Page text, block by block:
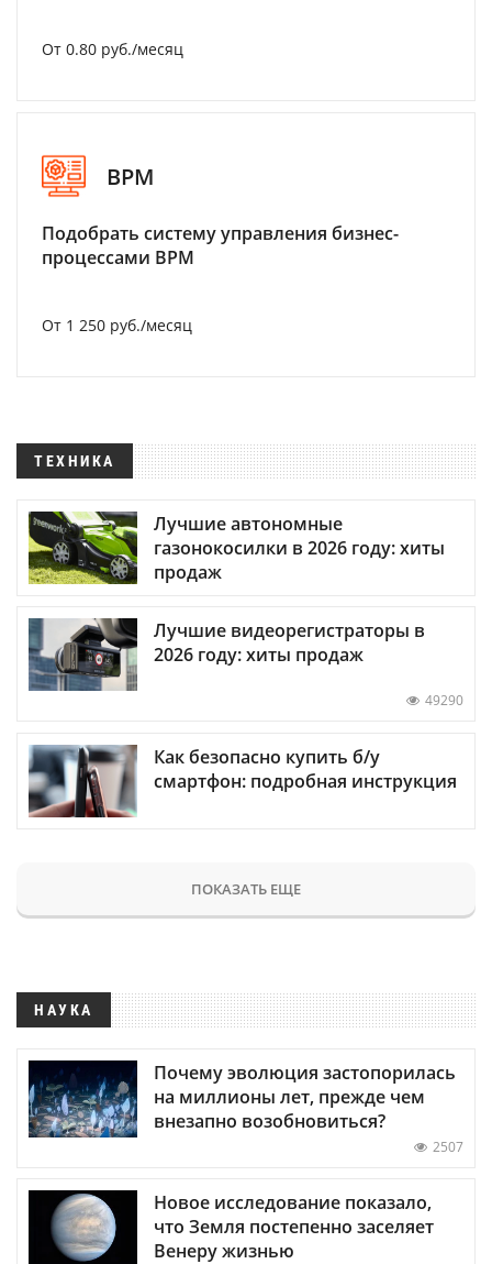
От 0.80 руб./месяц
BPM
Подобрать систему управления бизнес-
процессами BPM
От 1 250 руб./месяц
ТЕХНИКА
Лучшие автономные
газонокосилки в 2026 году: хиты
продаж
Лучшие видеорегистраторы в
2026 году: хиты продаж
49290
Как безопасно купить б/у
смартфон: подробная инструкция
ПОКАЗАТЬ ЕЩЕ
НАУКА
Почему эволюция застопорилась
на миллионы лет, прежде чем
внезапно возобновиться?
2507
Новое исследование показало,
что Земля постепенно заселяет
Венеру жизнью